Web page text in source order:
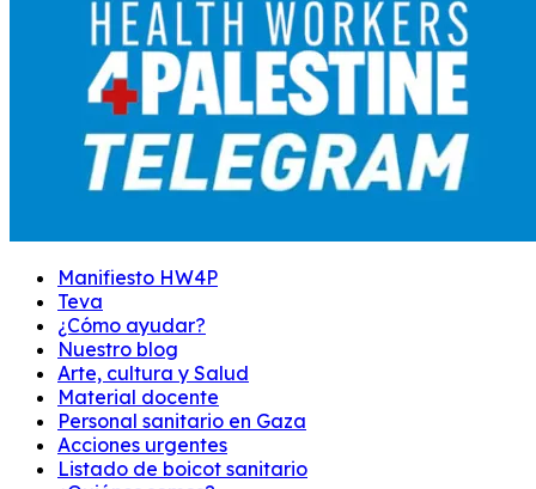
Manifiesto HW4P
Teva
¿Cómo ayudar?
Nuestro blog
Arte, cultura y Salud
Material docente
Personal sanitario en Gaza
Acciones urgentes
Listado de boicot sanitario